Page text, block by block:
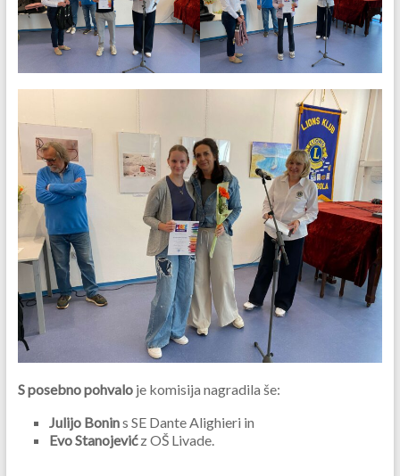
S posebno pohvaloje komisija nagradila še:
Julijo Bonins SE Dante Alighieri in
Evo Stanojevićz OŠ Livade.